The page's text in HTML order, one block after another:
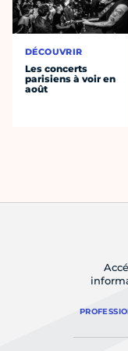
DÉCOUVRIR
Les concerts
parisiens à voir en
août